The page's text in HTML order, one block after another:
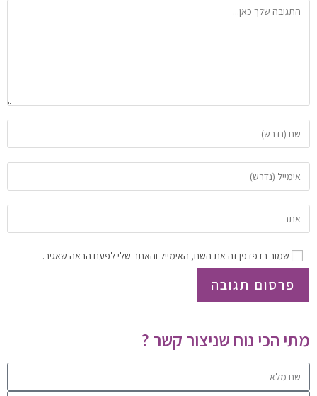
שמור בדפדפן זה את השם, האימייל והאתר שלי לפעם הבאה שאגיב.
מתי הכי נוח שניצור קשר ?